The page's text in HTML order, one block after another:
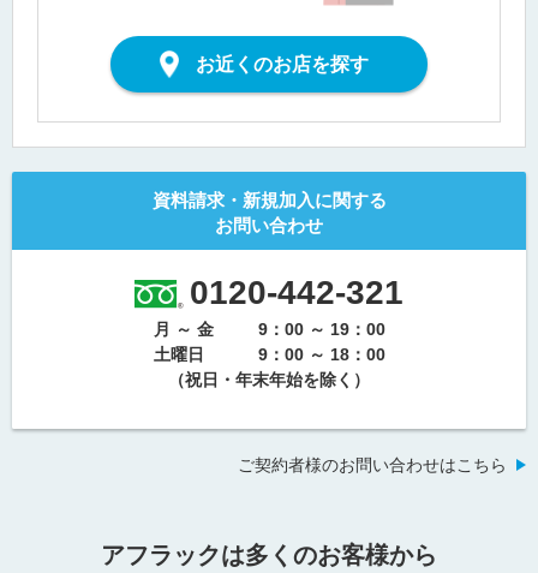
お近くのお店を探す
資料請求・新規加入に関する
お問い合わせ
0120-442-321
月 ～ 金
9：00 ～ 19：00
土曜日
9：00 ～ 18：00
（祝日・年末年始を除く）
ご契約者様のお問い合わせはこちら
アフラックは多くのお客様から